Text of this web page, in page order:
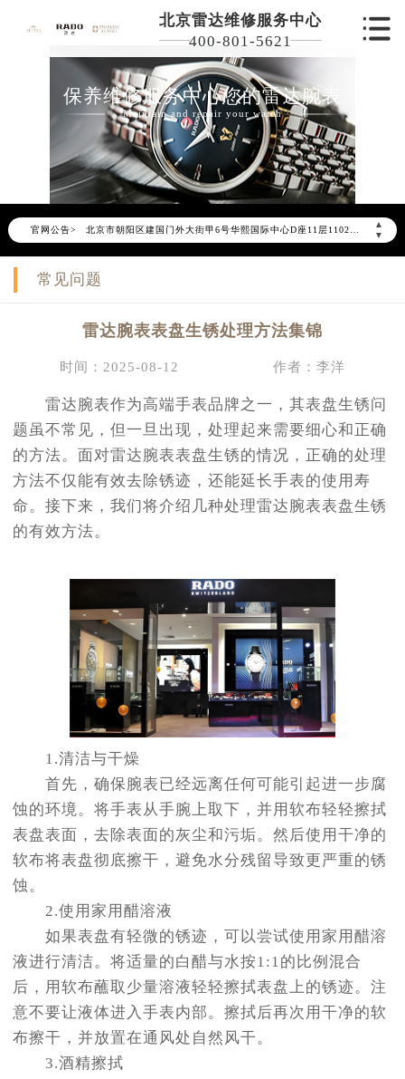
北京雷达维修服务中心
400-801-5621
保养维修服务中心您的雷达腕表
Maintain and repair your watch
官网公告>
▲
▼
2026年6月雷达北京市售后服务网络优化升级公告
2026年6月北京市雷达官方售后客户服务热线：400-801-5621
2026年6月雷达售后服务中心最新网点地址：
北京市朝阳区建国门外大街甲6号华熙国际中心写字楼D座11层1102室（需提前预约）
北京市东城区东长安街1号王府井东方广场W3座6层602室雷达售后服务中心（需提前预约）
节假日正常营业！
常见问题
雷达腕表表盘生锈处理方法集锦
时间：2025-08-12 作者：李洋
雷达腕表作为高端手表品牌之一，其表盘生锈问
题虽不常见，但一旦出现，处理起来需要细心和正确
的方法。面对雷达腕表表盘生锈的情况，正确的处理
方法不仅能有效去除锈迹，还能延长手表的使用寿
命。接下来，我们将介绍几种处理雷达腕表表盘生锈
的有效方法。
1.清洁与干燥
首先，确保腕表已经远离任何可能引起进一步腐
蚀的环境。将手表从手腕上取下，并用软布轻轻擦拭
表盘表面，去除表面的灰尘和污垢。然后使用干净的
软布将表盘彻底擦干，避免水分残留导致更严重的锈
蚀。
2.使用家用醋溶液
如果表盘有轻微的锈迹，可以尝试使用家用醋溶
液进行清洁。将适量的白醋与水按1:1的比例混合
后，用软布蘸取少量溶液轻轻擦拭表盘上的锈迹。注
意不要让液体进入手表内部。擦拭后再次用干净的软
布擦干，并放置在通风处自然风干。
3.酒精擦拭